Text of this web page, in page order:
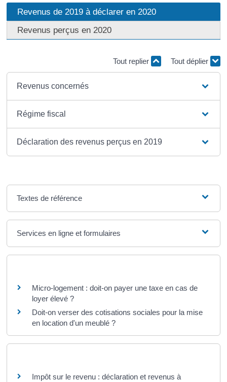
Revenus de 2019 à déclarer en 2020
Revenus perçus en 2020
Tout replier Tout déplier
Revenus concernés
Régime fiscal
Déclaration des revenus perçus en 2019
Textes de référence
Services en ligne et formulaires
Micro-logement : doit-on payer une taxe en cas de
loyer élevé ?
Doit-on verser des cotisations sociales pour la mise
en location d'un meublé ?
Impôt sur le revenu : déclaration et revenus à